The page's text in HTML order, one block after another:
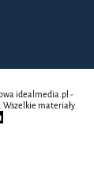
idealmedia.pl -
materiały